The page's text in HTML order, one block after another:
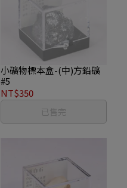
小礦物標本盒-(中)方鉛礦
#5
NT$350
已售完